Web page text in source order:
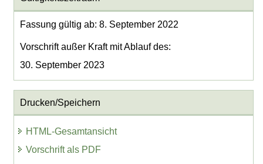
Fassung gültig ab: 8. September 2022
Vorschrift außer Kraft mit Ablauf des:
30. September 2023
Drucken/Speichern
HTML-Gesamtansicht
Vorschrift als PDF